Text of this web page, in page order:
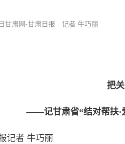
甘肃网-甘肃日报 记者 牛巧丽
把
——记甘肃省“结对帮扶·
者 牛巧丽